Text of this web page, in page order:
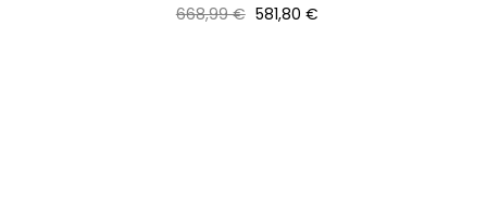
Normaler
668,99 € Preis
581,80 €